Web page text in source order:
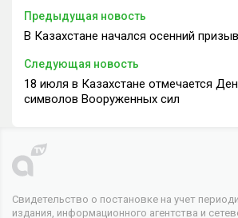
Предыдущая новость
В Казахстане начался осенний
Следующая новость
18 июля в Казахстане отмечается
символов Вооруженных сил
Свидетельство о постановке на учет
издания, информационного агентства и